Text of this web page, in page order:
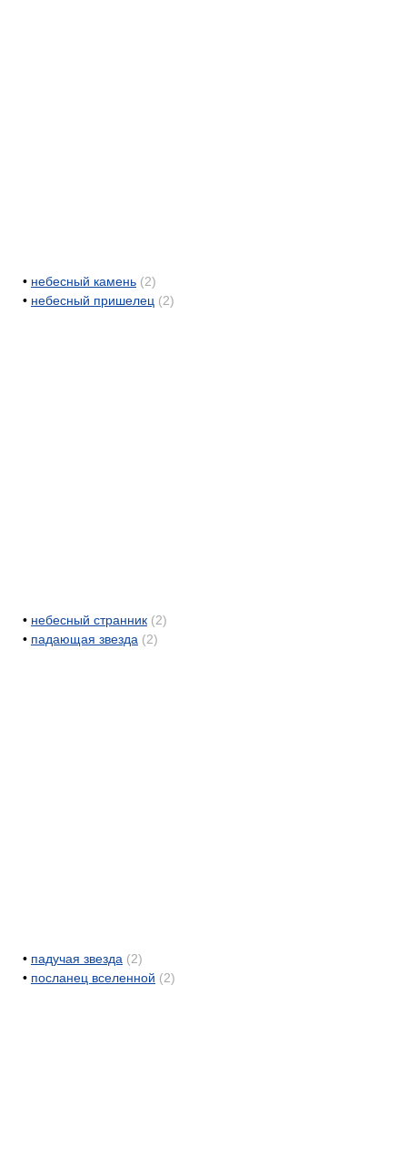
• небесный камень (2)
• небесный пришелец (2)
• небесный странник (2)
• падающая звезда (2)
• падучая звезда (2)
• посланец вселенной (2)